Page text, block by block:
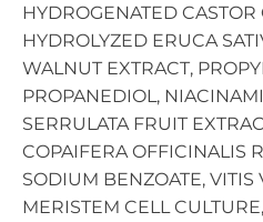
HYDROGENATED
HYDROLYZED ERUCA
WALNUT EXTRACT,
PROPANEDIOL,
SERRULATA FRUIT
COPAIFERA OFFICINALIS
SODIUM BENZOATE, VITIS
MERISTEM CELL